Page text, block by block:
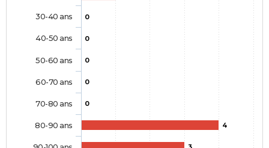
0
0
0
0
0
4
30-40 ans
40-50 ans
50-60 ans
60-70 ans
70-80 ans
80-90 ans